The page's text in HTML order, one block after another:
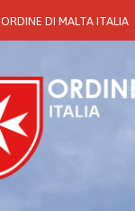
ORDINE DI MALTA ITALIA